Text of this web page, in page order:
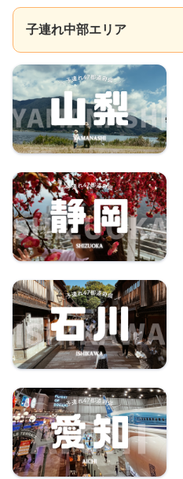
子連れ中部エリア